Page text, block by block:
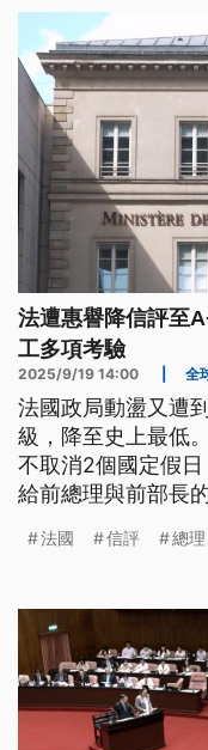
法遭惠譽降信評至
工多項考驗
2025/9/19 14:00 全
法國政局動盪又遭
級，降至史上最低
不取消2個國定假
給前總理與前部長
法國 信評 總理